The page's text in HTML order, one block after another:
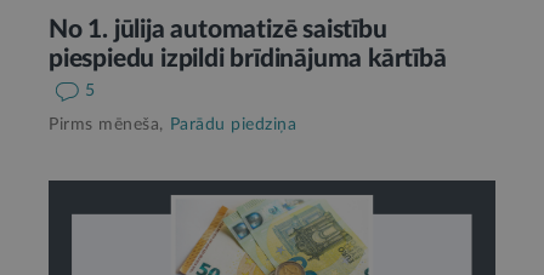
No 1. jūlija automatizē saistību
piespiedu izpildi brīdinājuma kārtībā
5
Pirms mēneša, Parādu piedziņa